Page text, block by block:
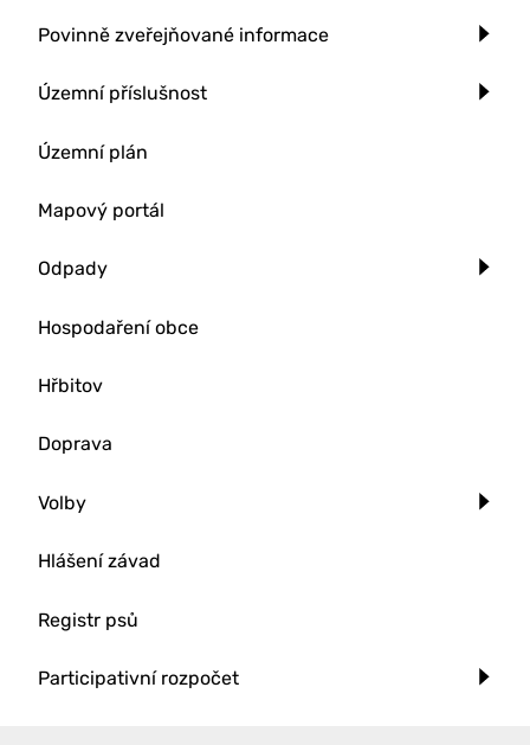
Povinně zveřejňované informace
Územní příslušnost
Územní plán
Mapový portál
Odpady
Hospodaření obce
Hřbitov
Doprava
Volby
Hlášení závad
Registr psů
Participativní rozpočet